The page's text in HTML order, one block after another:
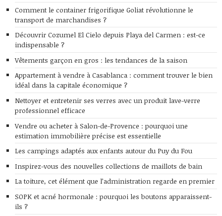
Comment le container frigorifique Goliat révolutionne le
transport de marchandises ?
Découvrir Cozumel El Cielo depuis Playa del Carmen : est-ce
indispensable ?
Vêtements garçon en gros : les tendances de la saison
Appartement à vendre à Casablanca : comment trouver le bien
idéal dans la capitale économique ?
Nettoyer et entretenir ses verres avec un produit lave-verre
professionnel efficace
Vendre ou acheter à Salon-de-Provence : pourquoi une
estimation immobilière précise est essentielle
Les campings adaptés aux enfants autour du Puy du Fou
Inspirez-vous des nouvelles collections de maillots de bain
La toiture, cet élément que l’administration regarde en premier
SOPK et acné hormonale : pourquoi les boutons apparaissent-
ils ?